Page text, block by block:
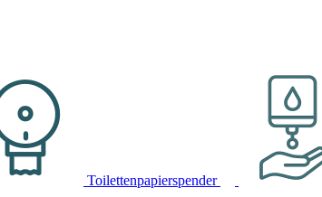
Toilettenpapierspender